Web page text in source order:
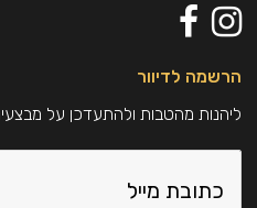
הרשמה לדיוור
ליהנות מהטבות ולהתעדכן על